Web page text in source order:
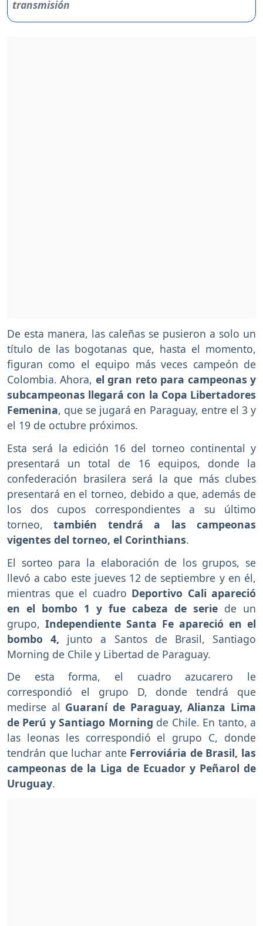
De esta manera, las caleñas se pusieron a solo un
título de las bogotanas que, hasta el momento,
figuran como el equipo más veces campeón de
Colombia. Ahora, el gran reto para campeonas y
subcampeonas llegará con la Copa Libertadores
Femenina, que se jugará en Paraguay, entre el 3 y
el 19 de octubre próximos.
Esta será la edición 16 del torneo continental y
presentará un total de 16 equipos, donde la
confederación brasilera será la que más clubes
presentará en el torneo, debido a que, además de
los dos cupos correspondientes a su último
torneo,también tendrá a las campeonas
vigentes del torneo, el Corinthians.
El sorteo para la elaboración de los grupos, se
llevó a cabo este jueves 12 de septiembre y en él,
mientras que el cuadro Deportivo Cali apareció
en el bombo 1 y fue cabeza de serie de un
grupo, Independiente Santa Fe apareció en el
bombo 4, junto a Santos de Brasil, Santiago
Morning de Chile y Libertad de Paraguay.
De esta forma, el cuadro azucarero le
correspondió el grupo D, donde tendrá que
medirse al Guaraní de Paraguay, Alianza Lima
de Perú y Santiago Morning de Chile. En tanto, a
las leonas les correspondió el grupo C, donde
tendrán que luchar ante Ferroviária de Brasil, las
campeonas de la Liga de Ecuador y Peñarol de
Uruguay.